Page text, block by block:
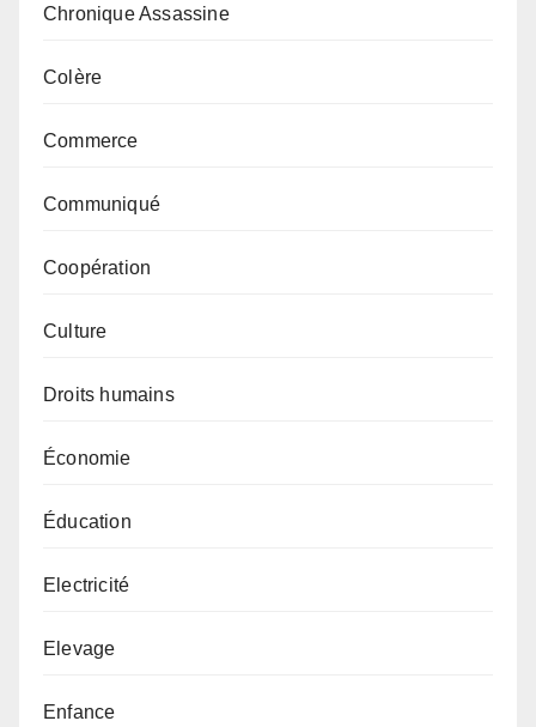
Chronique Assassine
Colère
Commerce
Communiqué
Coopération
Culture
Droits humains
Économie
Éducation
Electricité
Elevage
Enfance